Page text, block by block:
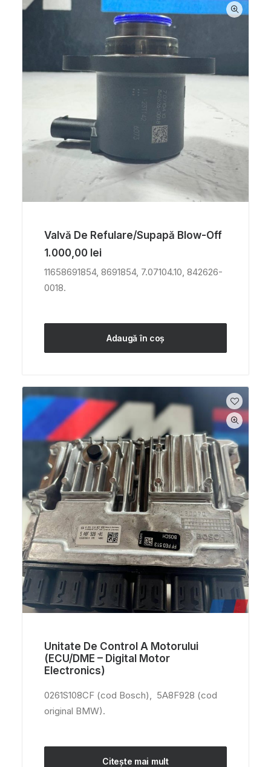
Valvă De Refulare/supapă Blow-Off
1.000,00 lei
11658691854, 8691854, 7.07104.10, 842626-
0018.
Adaugă în coș
Unitate De Control A Motorului
(ECU/DME – Digital Motor
Electronics)
0261S108CF (cod Bosch), 5A8F928 (cod
original BMW).
Citește mai mult